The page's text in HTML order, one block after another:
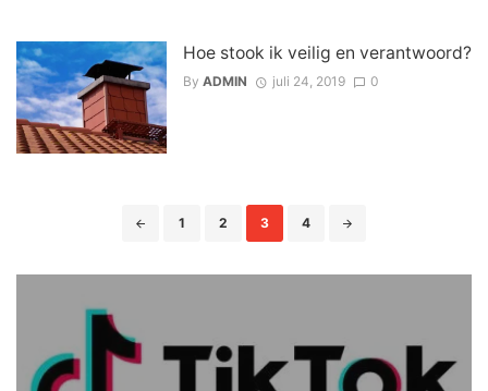
Hoe stook ik veilig en verantwoord?
By ADMIN juli 24, 2019 0
1 2 3 4